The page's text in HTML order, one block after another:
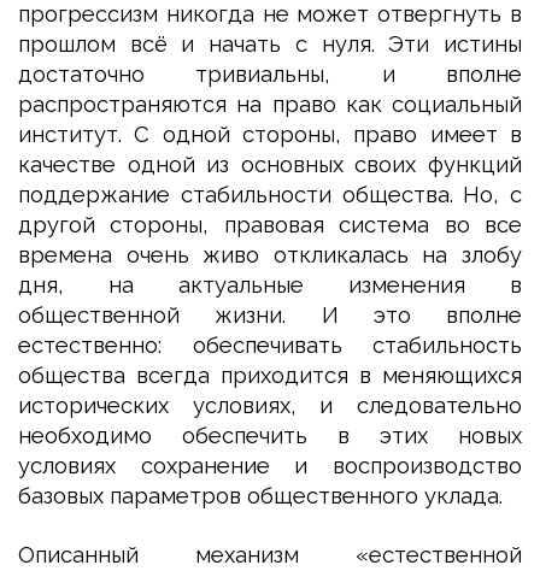
прогрессизм никогда не может отвергнуть в
прошлом всё и начать с нуля. Эти истины
достаточно тривиальны, и вполне
распространяются на право как социальный
институт. С одной стороны, право имеет в
качестве одной из основных своих функций
поддержание стабильности общества. Но, с
другой стороны, правовая система во все
времена очень живо откликалась на злобу
дня, на актуальные изменения в
общественной жизни. И это вполне
естественно: обеспечивать стабильность
общества всегда приходится в меняющихся
исторических условиях, и следовательно
необходимо обеспечить в этих новых
условиях сохранение и воспроизводство
базовых параметров общественного уклада.
Описанный механизм «естественной